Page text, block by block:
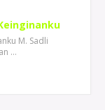
M. Sadli
…